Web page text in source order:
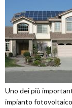
Uno dei più
impianto